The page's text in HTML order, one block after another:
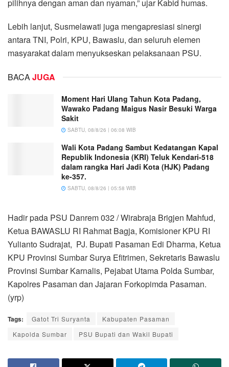
pilihnya dengan aman dan nyaman,” ujar Kabid humas.
Lebih lanjut, Susmelawati juga mengapresiasi sinergi
antara TNI, Polri, KPU, Bawaslu, dan seluruh elemen
masyarakat dalam menyukseskan pelaksanaan PSU.
BACA JUGA
Moment Hari Ulang Tahun Kota Padang,
Wawako Padang Maigus Nasir Besuki Warga
Sakit
SABTU, 08/8/26 | 06:08 WIB
Wali Kota Padang Sambut Kedatangan Kapal
Republik Indonesia (KRI) Teluk Kendari-518
dalam rangka Hari Jadi Kota (HJK) Padang
ke-357.
SABTU, 08/8/26 | 05:58 WIB
Hadir pada PSU Danrem 032 / Wirabraja Brigjen Mahfud,
Ketua BAWASLU RI Rahmat Bagja, Komisioner KPU RI
Yulianto Sudrajat, PJ. Bupati Pasaman Edi Dharma, Ketua
KPU Provinsi Sumbar Surya Efitrimen, Sekretaris Bawaslu
Provinsi Sumbar Karnalis, Pejabat Utama Polda Sumbar,
Kapolres Pasaman dan Jajaran Forkopimda Pasaman.
(yrp)
Tags: Gatot Tri Suryanta
Kabupaten Pasaman
Kapolda Sumbar
PSU Bupati dan Wakil Bupati